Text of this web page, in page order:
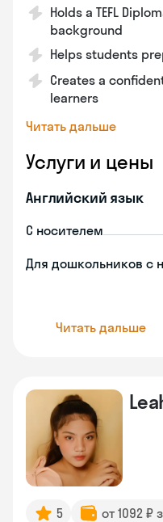
Holds a TEFL
background
Helps students
Creates a
learners
Читать дальше
Услуги и цены
Английский язык
С носителем
Для дошкольников с
Читать дальше
5 от 1092 ₽